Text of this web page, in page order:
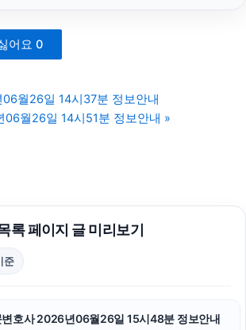
수원이혼전문변호사
고양이파양
어요 0
월26일 14시37분 정보안내
월26일 14시51분 정보안내 »
록 페이지 글 미리보기
준
호사 2026년06월26일 15시48분 정보안내